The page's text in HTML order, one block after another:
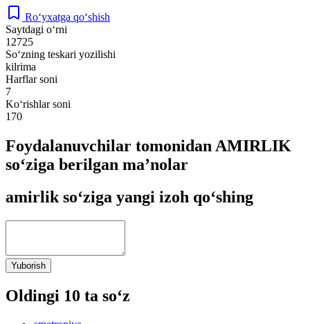
Ro‘yxatga qo‘shish
Saytdagi o‘rni
12725
So‘zning teskari yozilishi
kilrima
Harflar soni
7
Ko‘rishlar soni
170
Foydalanuvchilar tomonidan AMIRLIK
so‘ziga berilgan ma’nolar
amirlik so‘ziga yangi izoh qo‘shing
Yuborish
Oldingi 10 ta so‘z